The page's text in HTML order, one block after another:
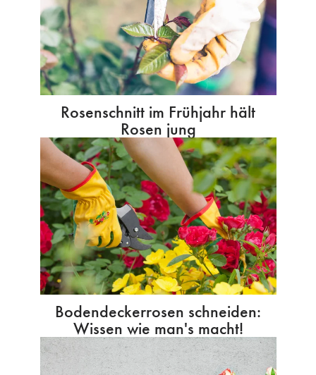
Rosenschnitt im Frühjahr hält
Rosen jung
Bodendeckerrosen schneiden:
Wissen wie man's macht!